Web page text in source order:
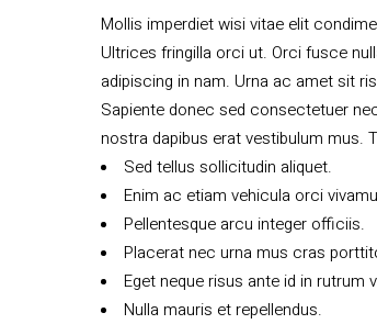
Mollis imperdiet wisi vitae elit
Ultrices fringilla orci ut. Orci fusce
adipiscing in nam. Urna ac amet sit
Sapiente donec sed consectetuer
nostra dapibus erat vestibulum mus.
Sed tellus sollicitudin aliquet.
Enim ac etiam vehicula orci
Pellentesque arcu integer officiis.
Placerat nec urna mus cras
Eget neque risus ante id in rutrum
Nulla mauris et repellendus.